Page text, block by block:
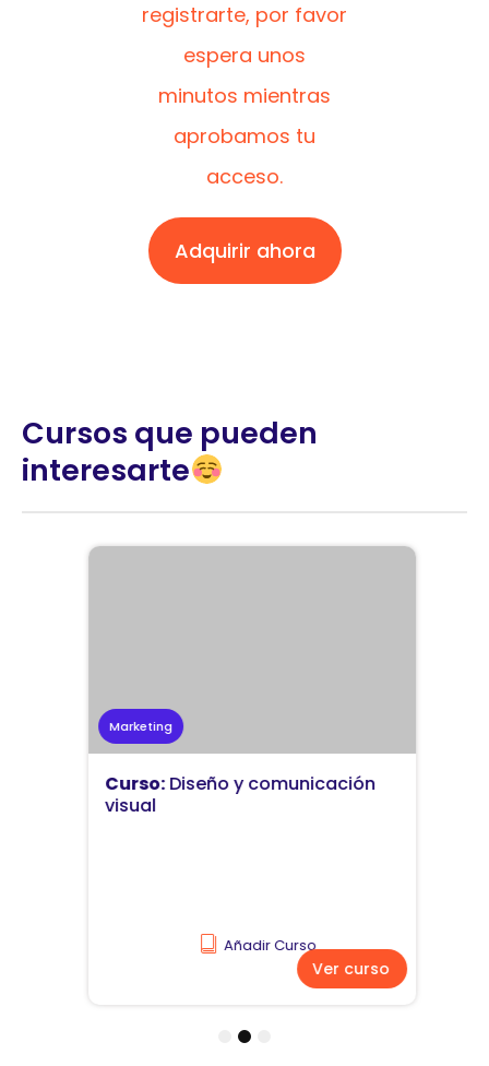
registrarte, por favor
espera unos
minutos mientras
aprobamos tu
acceso.
Adquirir ahora
Cursos que pueden
interesarte
Marketing
Curso:Diseño y comunicación
visual
Añadir Curso
Ver curso